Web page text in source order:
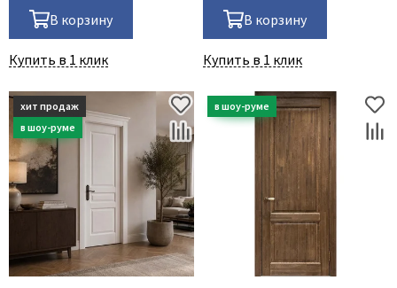
В корзину
Купить в 1 клик
В корзину
Купить в 1 клик